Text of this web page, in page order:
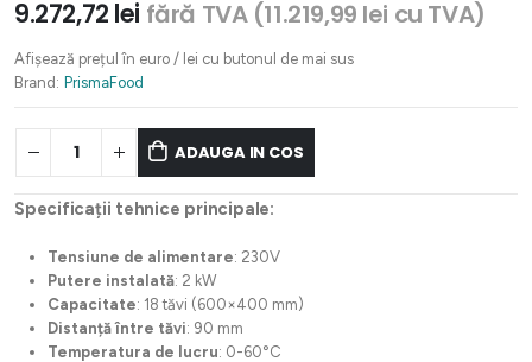
9.272,72 lei fără TVA (11.219,99 lei cu TVA)
Afișează prețul în euro / lei cu butonul de mai sus
Brand: PrismaFood
ADAUGA IN COS
Specificații tehnice principale:
Tensiune de alimentare: 230V
Putere instalată: 2 kW
Capacitate: 18 tăvi (600×400 mm)
Distanță între tăvi: 90 mm
Temperatura de lucru: 0-60°C